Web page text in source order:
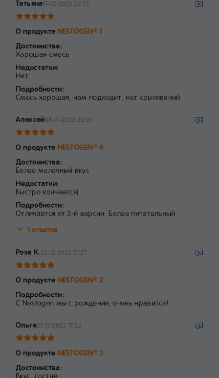
Татьяна11-02-2023 22:37
О продукте NESTOGEN®1
Достоинства:
Хорошая смесь
Недостатки:
Нет
Подробности:
Смесь хорошая, нам подходит, нет срыгиваний
Алексей08-01-2023 20:26
О продукте NESTOGEN®4
Достоинства:
Более молочный вкус
Недостатки:
Быстро кончается)
Подробности:
Отличается от 3-й версии. Более питательный.
1 ответов
Роза К.25-12-2022 21:27
О продукте NESTOGEN®2
Подробности:
С Nestogen мы с рождения, очень нравится!
Ольга21-12-2022 17:22
О продукте NESTOGEN®3
Достоинства:
Вкус, состав